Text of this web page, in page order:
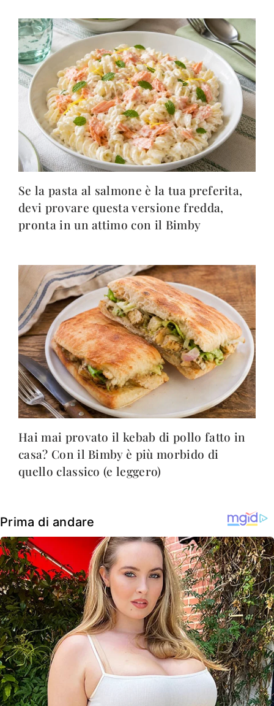
Se la pasta al salmone è la tua preferita,
devi provare questa versione fredda,
pronta in un attimo con il Bimby
Hai mai provato il kebab di pollo fatto in
casa? Con il Bimby è più morbido di
quello classico (e leggero)
Prima di andare